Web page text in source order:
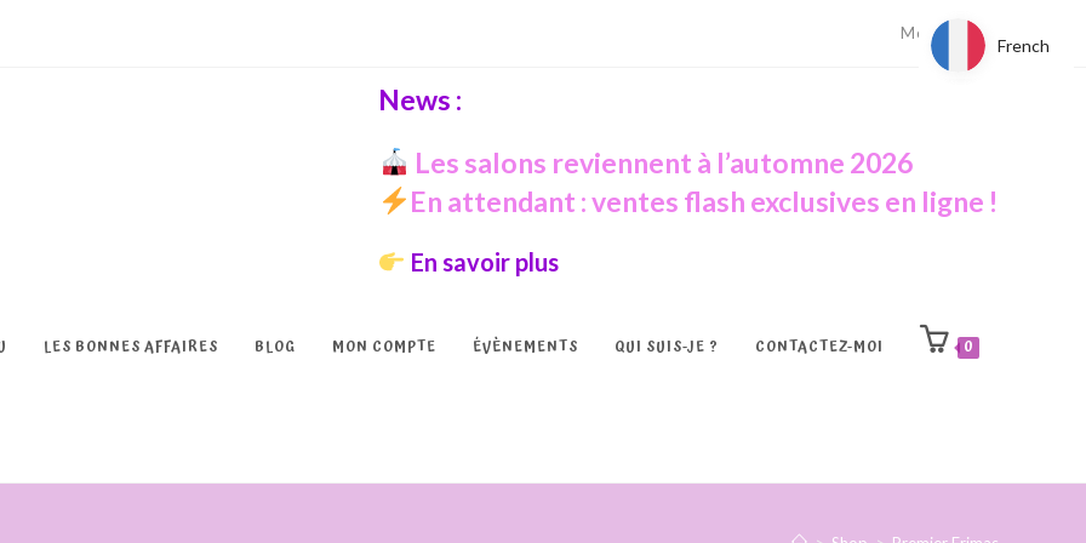
Mon compte
News :
Les salons reviennent à l’automne 2026
En attendant : ventes flash exclusives en ligne !
En savoir plus
LES BONNES AFFAIRES BLOG MON COMPTE ÉVÈNEMENTS QUI SUIS-JE ? CONTACTEZ-MOI 0
French
French